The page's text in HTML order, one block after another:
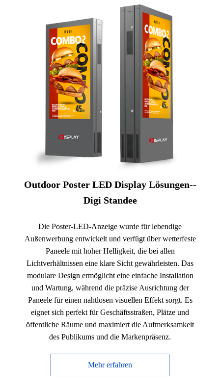
Outdoor Poster LED Display Lösungen--
Digi Standee
Die Poster-LED-Anzeige wurde für lebendige
Außenwerbung entwickelt und verfügt über wetterfeste
Paneele mit hoher Helligkeit, die bei allen
Lichtverhältnissen eine klare Sicht gewährleisten. Das
modulare Design ermöglicht eine einfache Installation
und Wartung, während die präzise Ausrichtung der
Paneele für einen nahtlosen visuellen Effekt sorgt. Es
eignet sich perfekt für Geschäftsstraßen, Plätze und
öffentliche Räume und maximiert die Aufmerksamkeit
des Publikums und die Markenpräsenz.
Mehr erfahren